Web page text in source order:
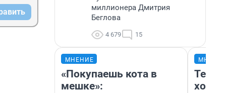
миллионера Дмитрия
Беглова
4 679 15
МНЕНИЕ
«Покупаешь кота в
мешке»: